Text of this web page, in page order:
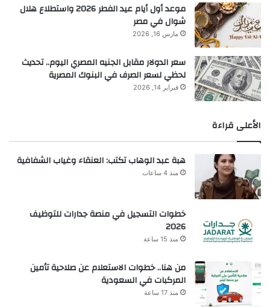
موعد أول أيام عيد الفطر 2026 واستطلاع هلال
شوال في مصر
مارس 16, 2026
سعر الدولار مقابل الجنيه المصري اليوم.. تحديث
لحظي لسعر الصرف في البنوك المصرية
فبراير 14, 2026
الأعلى قراءة
هبة عبد الوهاب تكتب: العنقاء وغياب الشفافية
منذ 4 ساعات
خطوات التسجيل في منصة جدارات للتوظيف
2026
منذ 15 ساعة
من هنا.. خطوات الاستعلام عن صلاحية تأمين
المركبات في السعودية
منذ 17 ساعة